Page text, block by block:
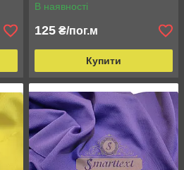
В наявності
125 ₴/пог.м
Купити